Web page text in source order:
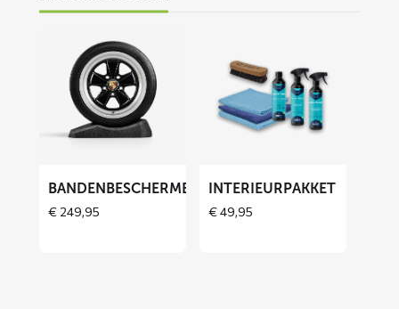
Bandenbeschermers
BANDENBESCHERMERS
€ 249,95
Interieurpakket
INTERIEURPAKKET
€49,95